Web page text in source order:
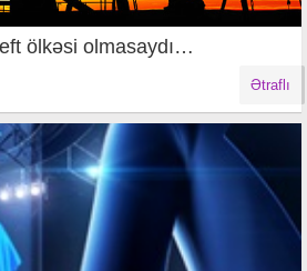
ölkəsi olmasaydı…
Ətraflı